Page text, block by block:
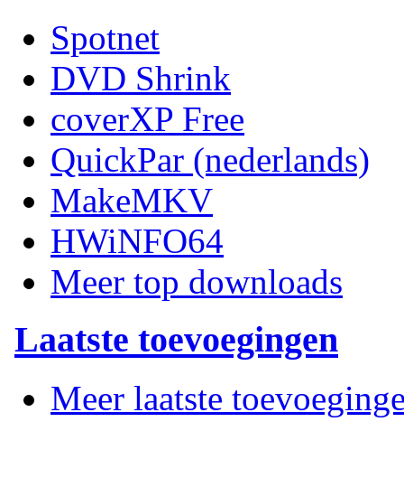
Spotnet
DVD Shrink
coverXP Free
QuickPar (nederlands)
MakeMKV
HWiNFO64
Meer top downloads
Laatste toevoegingen
Meer laatste